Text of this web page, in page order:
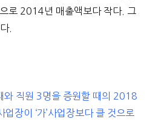
로 2014년 매출액보다 작다. 그
.
와 직원 3명을 증원할 때의 2018
업장이 ‘가’사업장보다 클 것으로